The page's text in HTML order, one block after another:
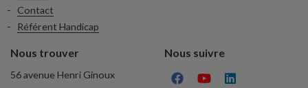
Contact
Référent Handicap
Nous trouver
56 avenue Henri Ginoux
Nous suivre